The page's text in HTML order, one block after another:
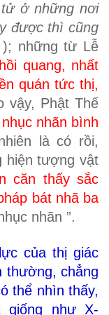
ở những nơi
được thì cũng
); những từ Lễ
quang, nhất
quán tức thị,
vậy, Phật Thế
nhãn bình
là có rồi,
hiện tượng vật
căn thấy sắc
bát nhã ba
nhãn ”.
của thị giác
thường, chẳng
thể nhìn thấy,
giống như X-